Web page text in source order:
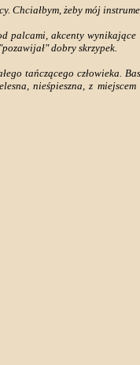
Chciałbym, żeby mój
palcami, akcenty
dobry skrzypek.
tańczącego człowieka.
nieśpieszna, z